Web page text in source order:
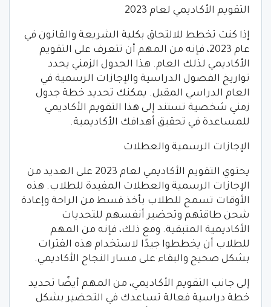
التقويم الأكاديمي لعام 2023
إذا كنت تخطط للالتحاق بكلية الشريعة والقانون في
عام 2023، فإنه من المهم أن تتعرف على التقويم
الأكاديمي لذلك العام. هذا الجدول الزمني يحدد
تواريخ الفصول الدراسية والإجازات الرسمية في
العام الدراسي المقبل. يمكنك تحديد خطة جدول
زمني شخصية تستند إلى هذا التقويم الأكاديمي
للمساعدة في تحقيق أهدافك الأكاديمية.
الإجازات الرسمية والعطلات
يحتوي التقويم الأكاديمي لعام 2023 على العديد من
الإجازات الرسمية والعطلات المفيدة للطلاب. هذه
الأوقات تسمح للطلاب بأخذ قسط من الراحة وإعادة
شحن طاقتهم وتحضير أنفسهم للتحديات
الأكاديمية المتبقية. ومع ذلك، فإنه من المهم
للطلاب أن يخططوا جيدًا لاستخدام هذه الفترات
بشكل صحيح والبقاء على مسار النجاح الأكاديمي.
إلى جانب التقويم الأكاديمي، من المهم أيضًا تحديد
خطة دراسية فعالة تساعدك في التحضير بشكل